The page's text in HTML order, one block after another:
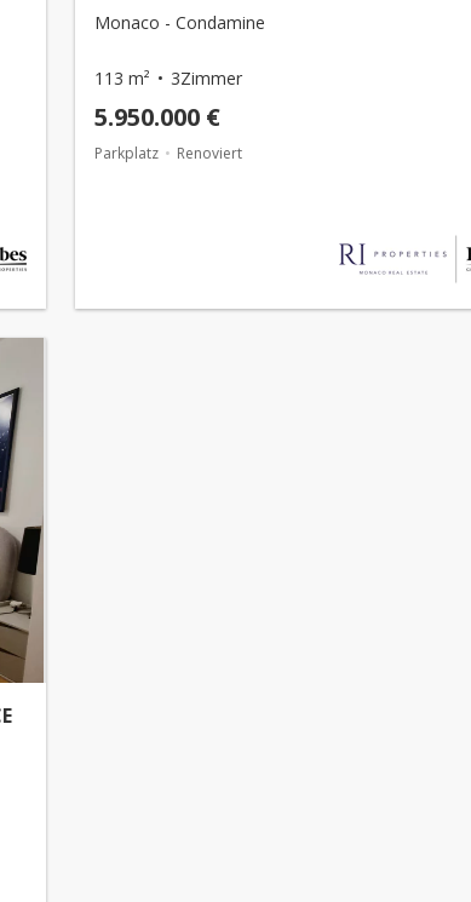
Monaco - Condamine
113 m² 3Zimmer
5.950.000 €
Parkplatz Renoviert